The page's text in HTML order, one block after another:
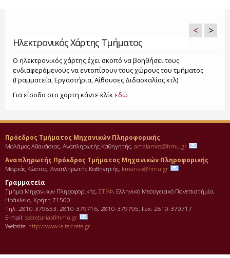
Ηλεκτρονικός Χάρτης Τμήματος
< >
Ο ηλεκτρονικός χάρτης έχει σκοπό να βοηθήσει τους
ενδιαφερόμενους να εντοπίσουν τους χώρους του τμήματος
(Γραμματεία, Εργαστήρια, Αίθουσες Διδασκαλίας κτλ)
Για είσοδο στο χάρτη κάντε κλίκ εδώ
Πρόεδρος Τμήματος Μηχανικών Πληροφορικής
Μαλάμος Αθανάσιος, Αναπληρωτής Καθηγητής, amalamos@hmu.gr
Αναπληρωτής Πρόεδρος Τμήματος Μηχανικών Πληροφορικής
Μαριάς Κώστας, Αναπληρωτής Καθηγητής, kmarias@hmu.gr
Γραμματεία
Τμήμα Μηχανικών Πληροφορικής, ΣΤΕΦ, Ελληνικό Μεσογειακό Πανεπιστήμίο,
Ηράκλειο, Κρήτη 71500
Τηλ: 2810-379853, 2810-379716, 2810-379795, Fax: 2810-379717
E-mail: secretariat@hmu.gr
Website: http://www.ie.teicrete.gr